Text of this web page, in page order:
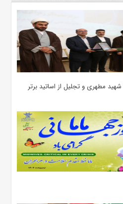
مطهری و تجلیل از اساتید برتر